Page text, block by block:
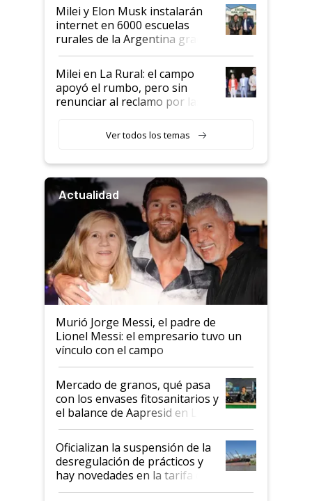
Milei y Elon Musk instalarán
internet en 6000 escuelas
rurales de la Argentina gracias
a un acuerdo con Starlink
Milei en La Rural: el campo
apoyó el rumbo, pero sin
renunciar al reclamo por las
Ver todos los temas
Actualidad
Murió Jorge Messi, el padre de
Lionel Messi: el empresario tuvo un
vínculo con el campo
Mercado de granos, qué pasa
con los envases fitosanitarios y
el balance de Aapresid en La
Posta
Oficializan la suspensión de la
desregulación de prácticos y
hay novedades en la tarifa de
la hidrovía